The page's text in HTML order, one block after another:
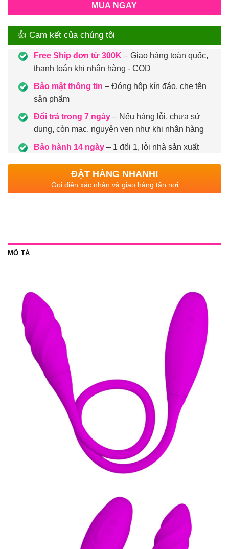
MUA NGAY
👍 Cam kết của chúng tôi
Free Ship đơn từ 300K – Giao hàng toàn quốc,
thanh toán khi nhận hàng - COD
Bảo mật thông tin – Đóng hộp kín đáo, che tên
sản phẩm
Đổi trả trong 7 ngày– Nếu hàng lỗi, chưa sử
dụng, còn mạc, nguyên vẹn như khi nhận hàng
Bảo hành 14 ngày– 1 đổi 1, lỗi nhà sản xuất
ĐẶT HÀNG NHANH!
Gọi điện xác nhận và giao hàng tận nơi
MÔ TẢ